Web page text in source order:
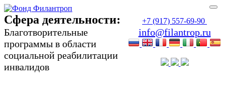
+7 (917) 557-69-90
info@filantrop.ru
Сфера деятельности:
Благотворительные
программы в области
социальной реабилитации
инвалидов